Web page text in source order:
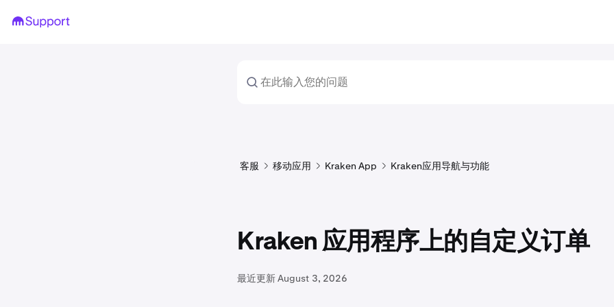
客服 移动应用 Kraken App Kraken应用导航与功能
Kraken 应用程序上的自定义订单
最近更新August 3, 2026